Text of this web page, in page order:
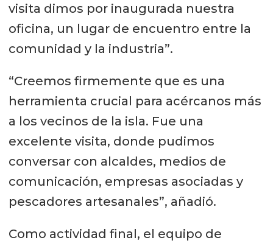
visita dimos por inaugurada nuestra
oficina, un lugar de encuentro entre la
comunidad y la industria”.
“Creemos firmemente que es una
herramienta crucial para acércanos más
a los vecinos de la isla. Fue una
excelente visita, donde pudimos
conversar con alcaldes, medios de
comunicación, empresas asociadas y
pescadores artesanales”, añadió.
Como actividad final, el equipo de